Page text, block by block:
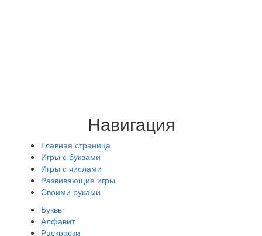
Навигация
Главная страница
Игры с буквами
Игры с числами
Развивающие игры
Своими руками
Буквы
Алфавит
Раскраски